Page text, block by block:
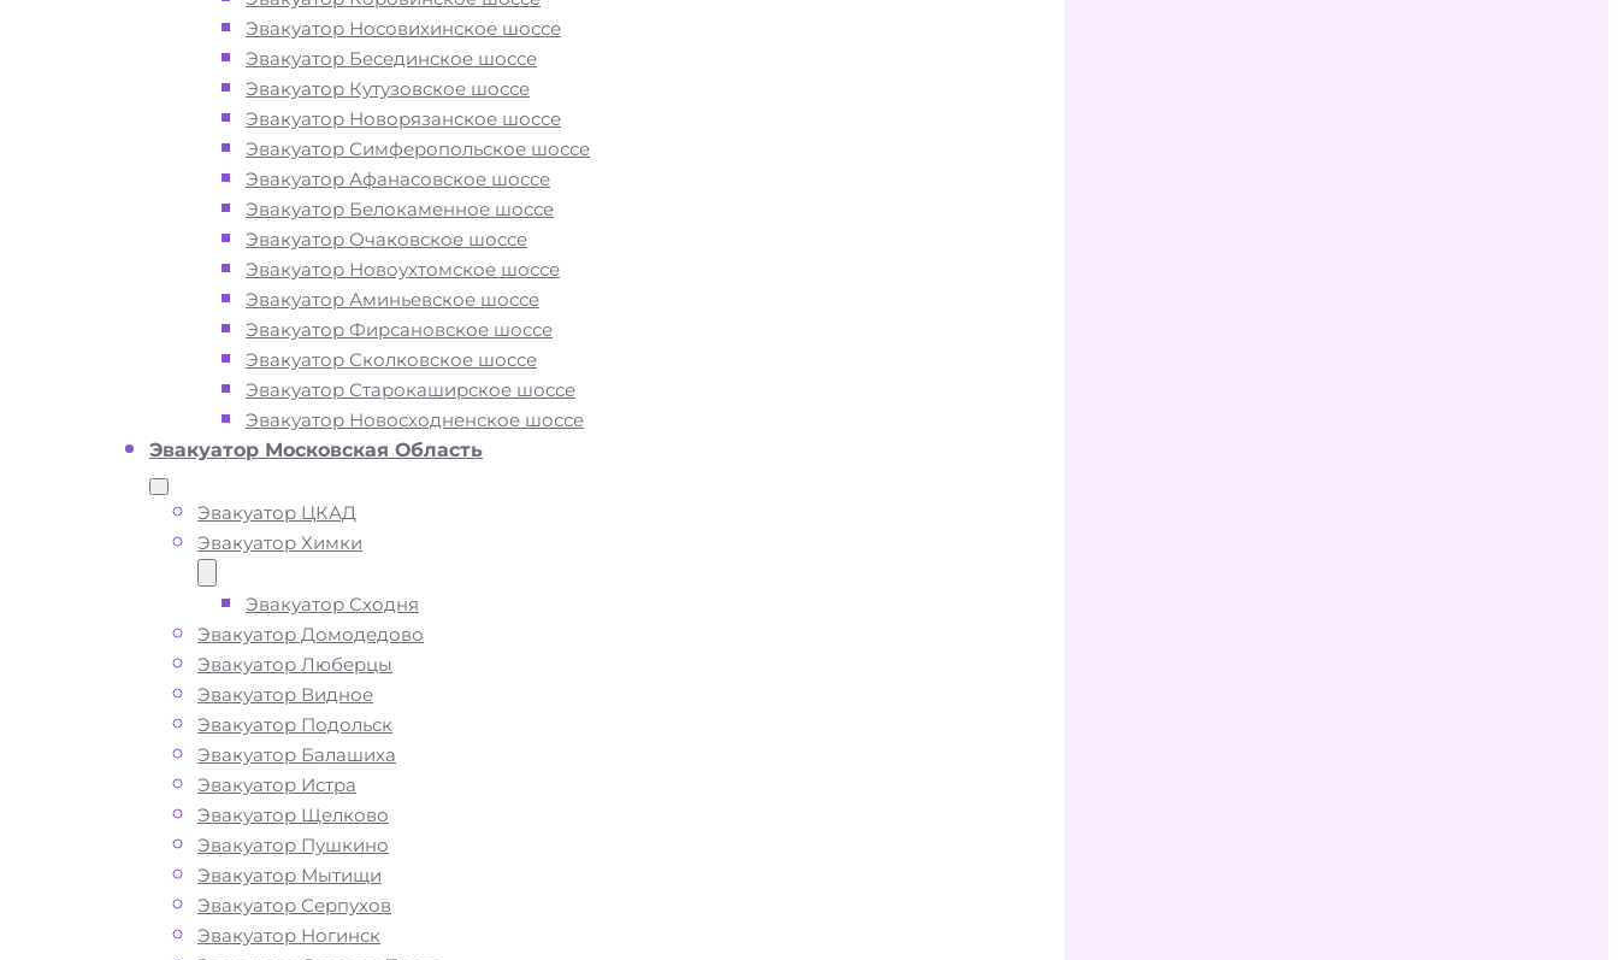
Эвакуатор Носовихинское шоссе
Эвакуатор Бесединское шоссе
Эвакуатор Кутузовское шоссе
Эвакуатор Новорязанское шоссе
Эвакуатор Симферопольское шоссе
Эвакуатор Афанасовское шоссе
Эвакуатор Белокаменное шоссе
Эвакуатор Очаковское шоссе
Эвакуатор Новоухтомское шоссе
Эвакуатор Аминьевское шоссе
Эвакуатор Фирсановское шоссе
Эвакуатор Сколковское шоссе
Эвакуатор Старокаширское шоссе
Эвакуатор Новосходненское шоссе
Эвакуатор Московская Область
Эвакуатор ЦКАД
Эвакуатор Химки
Эвакуатор Сходня
Эвакуатор Домодедово
Эвакуатор Люберцы
Эвакуатор Видное
Эвакуатор Подольск
Эвакуатор Балашиха
Эвакуатор Истра
Эвакуатор Щелково
Эвакуатор Пушкино
Эвакуатор Мытищи
Эвакуатор Серпухов
Эвакуатор Ногинск
Вам необходимы услуги ближайшего
эвакуатора по Митино? Рядом и недорого?
Эвакуаторы «МОБИ» Митино находятся на
Пятницком и Волоколамском шоссе, на
МКАД и во всех округах и районах Москвы
24 часа в сутки. Обращайтесь к нам
круглосуточно, мы готовы оказать помощь
на дороге в любой ситуации и
гарантируем низкие цены и высокое
качество наших услуг.
ТЕЛЕФОН WHATSAPP